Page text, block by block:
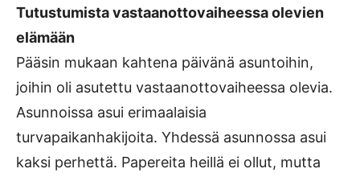
Tutustumista vastaanottovaiheessa olevien
elämään
Pääsin mukaan kahtena päivänä asuntoihin,
joihin oli asutettu vastaanottovaiheessa olevia.
Asunnoissa asui erimaalaisia
turvapaikanhakijoita. Yhdessä asunnossa asui
kaksi perhettä. Papereita heillä ei ollut, mutta